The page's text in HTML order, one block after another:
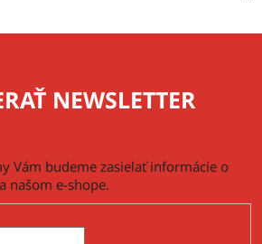
NEWSLETTER
Vám budeme zasielať informácie o
našom e-shope.